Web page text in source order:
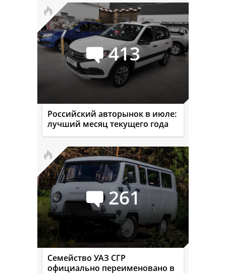
413
Российский авторынок в июле:
лучший месяц текущего года
261
Семейство УАЗ СГР
официально переименовано в